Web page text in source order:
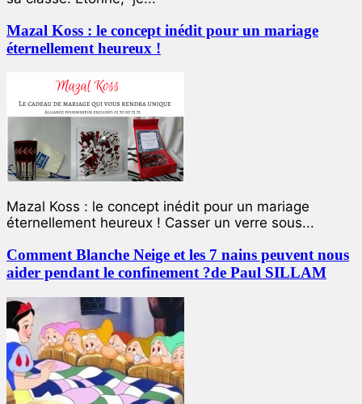
Mazal Koss : le concept inédit pour un mariage
éternellement heureux !
Mazal Koss : le concept inédit pour un mariage
éternellement heureux ! Casser un verre sous...
Comment Blanche Neige et les 7 nains peuvent nous
aider pendant le confinement ?de Paul SILLAM